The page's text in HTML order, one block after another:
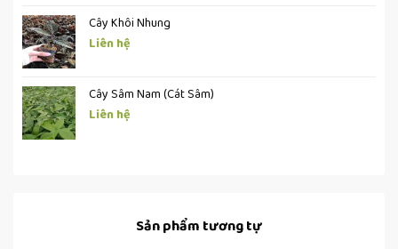
Cây Khôi Nhung
Liên hệ
Cây Sâm Nam (Cát Sâm)
Liên hệ
Sản phẩm tương tự